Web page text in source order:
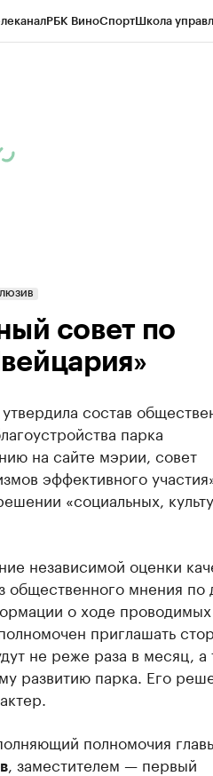
РБК ВиноСпортШкола
совет по
состав
парка
на сайте мэрии, совет
эффективного
«социальных,
независимой оценки
общественного мнения по
о ходе проводимых
приглашать
не реже раза в месяц, а
развитию парка. Его
полномочия
, заместителем — первый